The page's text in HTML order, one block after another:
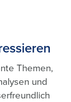
Themen,
und